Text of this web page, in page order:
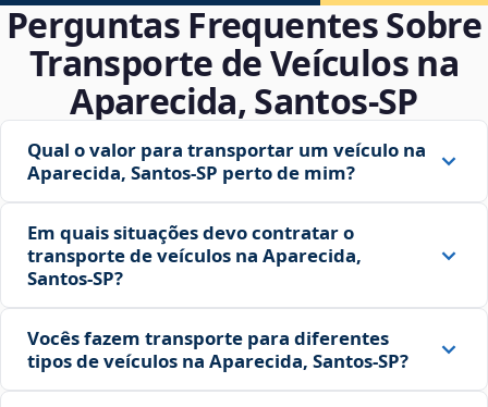
Perguntas Frequentes Sobre
Transporte de Veículos na
Aparecida, Santos‑SP
Qual o valor para transportar um veículo na
Aparecida, Santos‑SP perto de mim?
Em quais situações devo contratar o
transporte de veículos na Aparecida,
Santos‑SP?
Vocês fazem transporte para diferentes
tipos de veículos na Aparecida, Santos‑SP?